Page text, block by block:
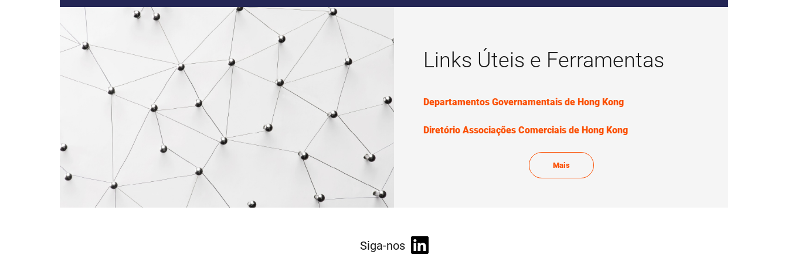
Links Úteis e Ferramentas
Departamentos Governamentais de Hong Kong
Diretório Associações Comerciais de Hong Kong
Mais
Siga-nos